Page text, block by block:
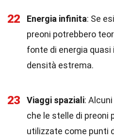
22 Energia infinita: Se
preoni potrebbero
fonte di energia quasi
densità estrema.
23 Viaggi spaziali:
che le stelle di preoni
utilizzate come punti